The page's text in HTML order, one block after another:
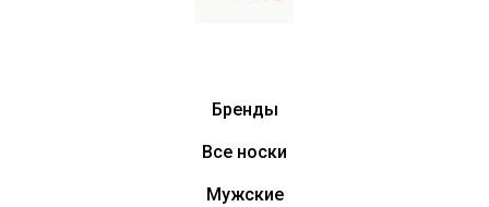
Бренды
Все носки
Мужские